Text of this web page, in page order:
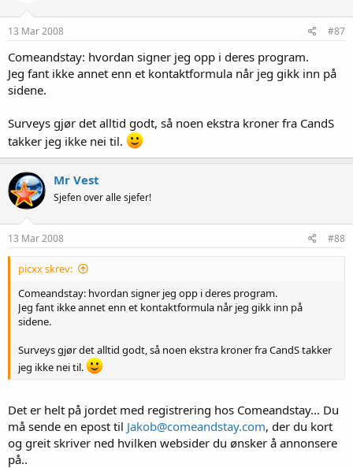
13 Mar 2008 #87
Comeandstay: hvordan signer jeg opp i deres program.
Jeg fant ikke annet enn et kontaktformula når jeg gikk inn på
sidene.
Surveys gjør det alltid godt, så noen ekstra kroner fra CandS
takker jeg ikke nei til.
Mr Vest
Sjefen over alle sjefer!
13 Mar 2008 #88
picxx skrev:
Comeandstay: hvordan signer jeg opp i deres program.
Jeg fant ikke annet enn et kontaktformula når jeg gikk inn på
sidene.
Surveys gjør det alltid godt, så noen ekstra kroner fra CandS takker
jeg ikke nei til.
Det er helt på jordet med registrering hos Comeandstay... Du
må sende en epost til Jakob@comeandstay.com, der du kort
og greit skriver ned hvilken websider du ønsker å annonsere
på..